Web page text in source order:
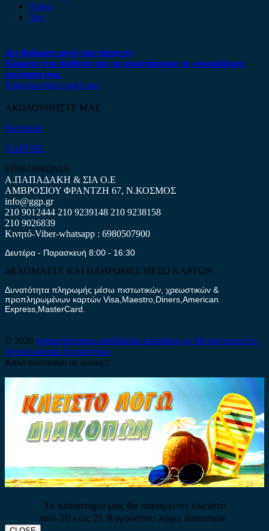
Volvo
Xev
Δεν βρήκατε αυτό που ψάχνετε;
Είμαστε στη διάθεση σας να απαντήσουμε σε οποιαδήποτε
ερώτηση σας.
Επικοινωνήστε μαζί μας
ΑΚΟΛΟΥΘΗΣΤΕ ΜΑΣ
Facebook
ΧΑΡΤΗΣ
ΕΠΙΚΟΙΝΩΝΙΑ
Α.ΠΑΠΑΔΑΚΗ & ΣΙΑ Ο.Ε
ΑΜΒΡΟΣΙΟΥ ΦΡΑΝΤΖΗ 67, Ν.ΚΟΣΜΟΣ
info@ggp.gr
210 9012444 210 9239148 210 9238158
210 9026839
Κινητό-Viber-whatsapp : 6980507900
Δευτέρα - Παρασκευή 8:00 - 16:30
ΔΕΧΟΜΑΣΤΕ ΚΑΙ ΠΛΗΡΩΜΕΣ ΜΕΣΩ ΚΑΡΤΩΝ
Δυνατότητα πληρωμής μέσω πιστωτικών, χρεωστικών &
προπληρωμένων καρτών Visa,Maestro,Diners,American
Express,MasterCard.
© 2026 metaxeirismena.antallaktika-papadakis.grΜεταχειρισμένα
Ανταλλακτικά Αυτοκινήτων
Καλό καλοκαίρι σε όλους!!
Το κατάστημα μας θα παραμείνει κλειστό
από 10 εώς 21 Αυγούστου λόγω διακοπών.